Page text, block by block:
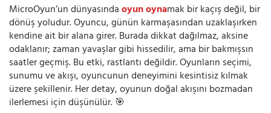
MicroOyun’un dünyasındaoyun oynamak bir kaçış değil, bir
dönüş yoludur. Oyuncu, günün karmaşasından uzaklaşırken
kendine ait bir alana girer. Burada dikkat dağılmaz, aksine
odaklanır; zaman yavaşlar gibi hissedilir, ama bir bakmışsın
saatler geçmiş. Bu etki, rastlantı değildir. Oyunların seçimi,
sunumu ve akışı, oyuncunun deneyimini kesintisiz kılmak
üzere şekillenir. Her detay, oyunun doğal akışını bozmadan
ilerlemesi için düşünülür. 🎯